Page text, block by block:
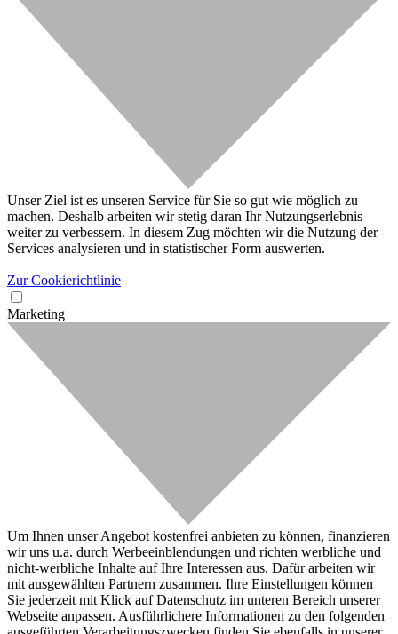
Unser Ziel ist es unseren Service für Sie so gut wie möglich zu
machen. Deshalb arbeiten wir stetig daran Ihr Nutzungserlebnis
weiter zu verbessern. In diesem Zug möchten wir die Nutzung der
Services analysieren und in statistischer Form auswerten.
Zur Cookierichtlinie
Marketing
Um Ihnen unser Angebot kostenfrei anbieten zu können, finanzieren
wir uns u.a. durch Werbeeinblendungen und richten werbliche und
nicht-werbliche Inhalte auf Ihre Interessen aus. Dafür arbeiten wir
mit ausgewählten Partnern zusammen. Ihre Einstellungen können
Sie jederzeit mit Klick auf Datenschutz im unteren Bereich unserer
Webseite anpassen. Ausführlichere Informationen zu den folgenden